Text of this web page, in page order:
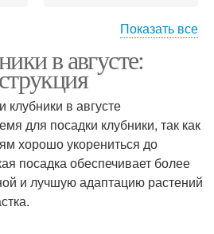
Грунт для посадки
Уход за посадками
Показать все
в августе:
в августе
для посадки клубники, так как
хорошо укорениться до
посадка обеспечивает более
и лучшую адаптацию растений